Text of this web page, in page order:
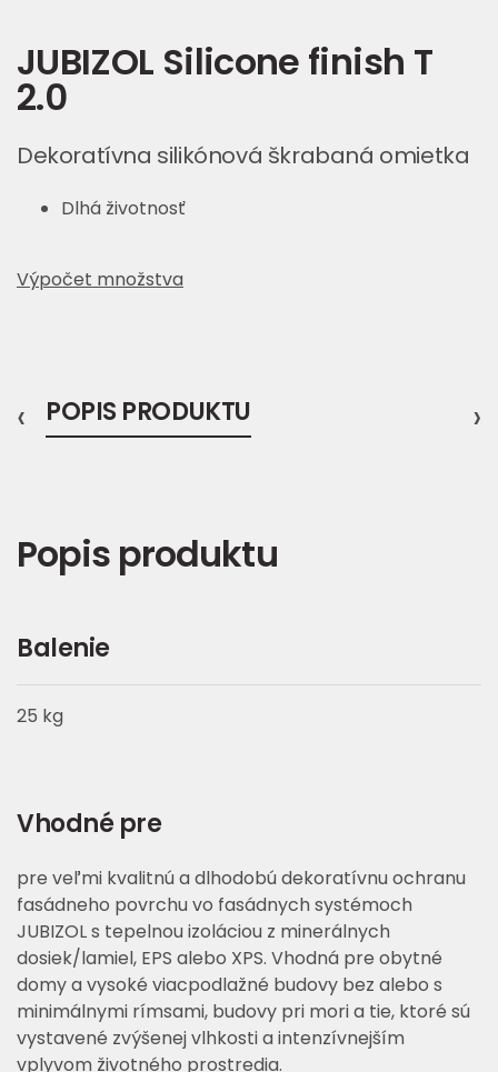
JUBIZOL Silicone finish T
2.0
Dekoratívna silikónová škrabaná omietka
Dlhá životnosť
Výpočet množstva
POPIS PRODUKTU
‹ ›
Popis produktu
Balenie
25 kg
Vhodné pre
pre veľmi kvalitnú a dlhodobú dekoratívnu ochranu
fasádneho povrchu vo fasádnych systémoch
JUBIZOL s tepelnou izoláciou z minerálnych
dosiek/lamiel, EPS alebo XPS. Vhodná pre obytné
domy a vysoké viacpodlažné budovy bez alebo s
minimálnymi rímsami, budovy pri mori a tie, ktoré sú
vystavené zvýšenej vlhkosti a intenzívnejším
vplyvom životného prostredia.